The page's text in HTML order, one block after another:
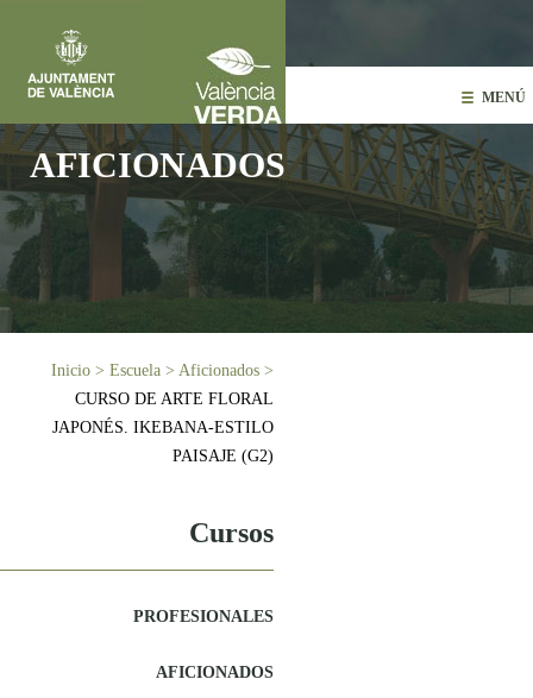
MENÚ
AFICIONADOS
Usted está aquí
Inicio > Escuela > Aficionados >
CURSO DE ARTE FLORAL
JAPONÉS. IKEBANA-ESTILO
PAISAJE (G2)
Cursos
PROFESIONALES
AFICIONADOS